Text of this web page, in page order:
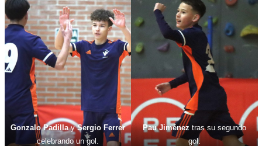
Gonzalo PadillaySergio Ferrer
celebrando un gol.
Pau Jiménez tras su segundo
gol.